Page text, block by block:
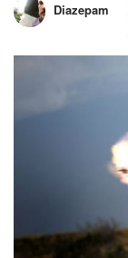
Diazepam